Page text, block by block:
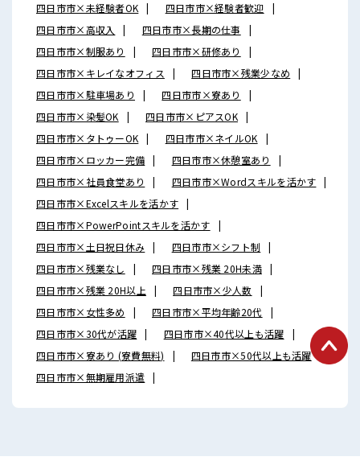
四日市市×未経験者OK
四日市市×経験者歓迎
四日市市×高収入
四日市市×長期の仕事
四日市市×制服あり
四日市市×研修あり
四日市市×キレイなオフィス
四日市市×残業少なめ
四日市市×駐車場あり
四日市市×寮あり
四日市市×染髪OK
四日市市×ピアスOK
四日市市×タトゥーOK
四日市市×ネイルOK
四日市市×ロッカー完備
四日市市×休憩室あり
四日市市×社員食堂あり
四日市市×Wordスキルを活かす
四日市市×Excelスキルを活かす
四日市市×PowerPointスキルを活かす
四日市市×土日祝日休み
四日市市×シフト制
四日市市×残業なし
四日市市×残業 20H未満
四日市市×残業 20H以上
四日市市×少人数
四日市市×女性多め
四日市市×平均年齢20代
四日市市×30代が活躍
四日市市×40代以上も活躍
四日市市×寮あり (寮費無料)
四日市市×50代以上も活躍
四日市市×無期雇用派遣